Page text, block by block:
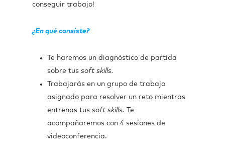
conseguir trabajo!
¿En qué consiste?
Te haremos un diagnóstico de partida
sobre tus soft skills.
Trabajarás en un grupo de trabajo
asignado para resolver un reto mientras
entrenas tus soft skills. Te
acompañaremos con 4 sesiones de
videoconferencia.